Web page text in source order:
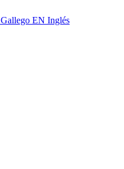
Gallego EN Inglés